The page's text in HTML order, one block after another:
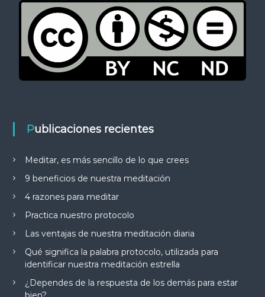
Publicaciones recientes
Meditar, es más sencillo de lo que crees
9 beneficios de nuestra meditación
4 razones para meditar
Practica nuestro protocolo
Las ventajas de nuestra meditación diaria
Qué significa la palabra protocolo, utilizada para
identificar nuestra meditación estrella
¿Dependes de la respuesta de los demás para estar